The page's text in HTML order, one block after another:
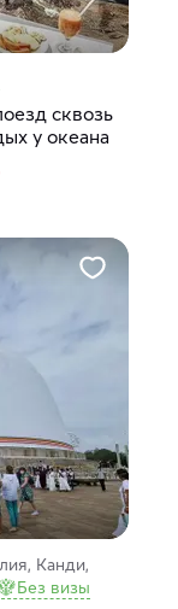
сквозь
у океана
Канди,
Без визы